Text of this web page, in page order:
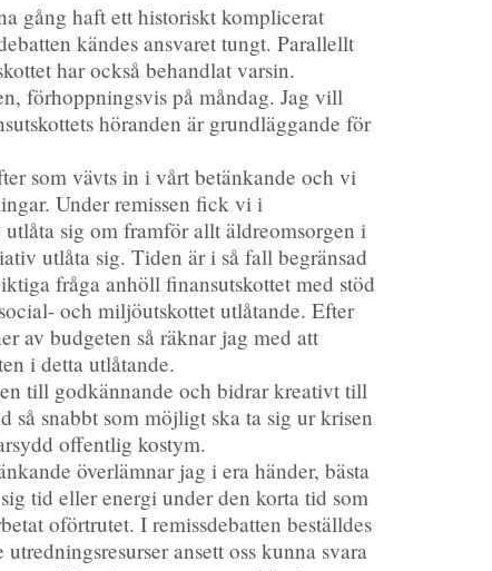
gång haft ett historiskt komplicerat
kändes ansvaret tungt. Parallellt
har också behandlat varsin.
förhoppningsvis på måndag. Jag vill
höranden är grundläggande för
som vävts in i vårt betänkande och vi
Under remissen fick vi i
sig om framför allt äldreomsorgen i
utlåta sig. Tiden är i så fall begränsad
fråga anhöll finansutskottet med stöd
och miljöutskottet utlåtande. Efter
av budgeten så räknar jag med att
i detta utlåtande.
till godkännande och bidrar kreativt till
så snabbt som möjligt ska ta sig ur krisen
offentlig kostym.
överlämnar jag i era händer, bästa
tid eller energi under den korta tid som
oförtrutet. I remissdebatten beställdes
ansett oss kunna svara